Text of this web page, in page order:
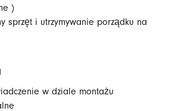
)
sprzęt i utrzymywanie porządku na
w dziale montażu